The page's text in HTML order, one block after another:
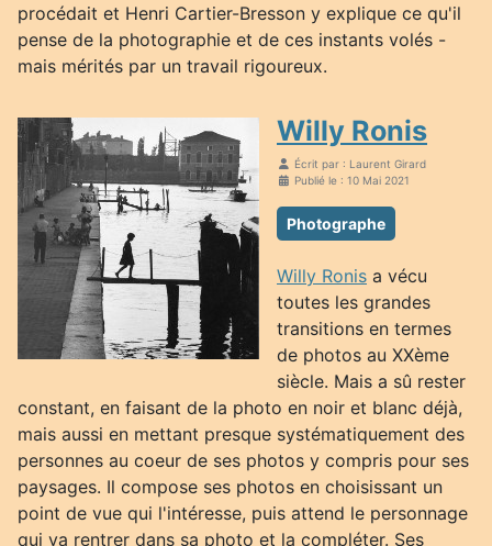
procédait et Henri Cartier-Bresson y explique ce qu'il
pense de la photographie et de ces instants volés -
mais mérités par un travail rigoureux.
Willy Ronis
Écrit par : Laurent Girard
Publié le : 10 Mai 2021
Photographe
Willy Ronis a vécu
toutes les grandes
transitions en termes
de photos au XXème
siècle. Mais a sû rester
constant, en faisant de la photo en noir et blanc déjà,
mais aussi en mettant presque systématiquement des
personnes au coeur de ses photos y compris pour ses
paysages. Il compose ses photos en choisissant un
point de vue qui l'intéresse, puis attend le personnage
qui va rentrer dans sa photo et la compléter. Ses